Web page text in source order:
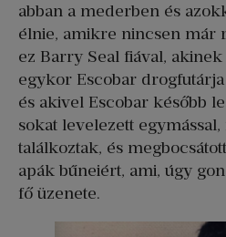
abban a mederben és
élnie, amikre nincsen már
ez Barry Seal fiával, akinek
egykor Escobar
és akivel Escobar később
sokat levelezett
találkoztak, és
apák bűneiért, ami, úgy
fő üzenete.